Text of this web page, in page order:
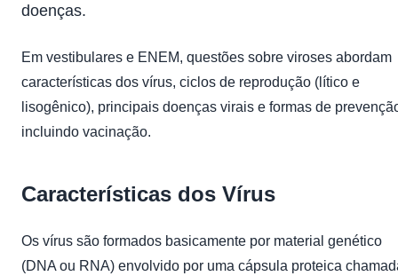
doenças.
Em vestibulares e ENEM, questões sobre viroses abordam
características dos vírus, ciclos de reprodução (lítico e
lisogênico), principais doenças virais e formas de
incluindo vacinação.
Características dos Vírus
Os vírus são formados basicamente por material genético
(DNA ou RNA) envolvido por uma cápsula proteica